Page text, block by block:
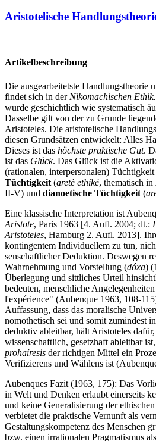
Aristotelische
Artikelbeschreibung
Die ausgearbeitetste Handlungstheorie
findet sich in der Nikomachischen Ethik.
wurde geschichtlich wie systematisch
Dasselbe gilt von der zu Grunde
Aristoteles. Die aristotelische
diesen Grundsätzen entwickelt: Alles
Dieses ist das höchste praktische Gut.
ist das Glück. Das Glück ist die
(rationalen, interpersona­len) Tüchtigkeit
Tüchtigkeit (aretè ethiké, thematisch in
II-V) und dianoetische Tüchtigkeit (
Eine klassische Interpretation ist
Aristote, Paris 1963 [4. Aufl. 2004; dt.:
Aristoteles, Hamburg 2. Aufl. 2013].
kontingentem Individuellem zu tun,
senschaftlicher Deduktion. Deswegen
Wahrnehmung und Vorstellung (dóxa)
Überlegung und sittliches Urteil
bedeuten, menschliche
l'expérience" (Aubenque 1963, 108-
Auffassung, dass das moralische
nomothetisch sei und somit zumindest
deduktiv ab­leitbar, hält Aristoteles
wissenschaft­lich, gesetzhaft ableitbar
prohaíresis der richtigen Mittel ein
Verifizierens und Wählens ist
Aubenques Fazit (1963, 175): Das
in Welt und Denken erlaubt einerseits
und keine Generalisierung der
verbietet die praktische Vernunft als
Gestaltungskompetenz des Menschen
bzw. einen irrationalen Pragmatismus